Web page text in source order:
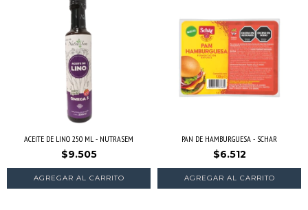
ACEITE DE LINO 250 ML - NUTRASEM
$9.505
PAN DE HAMBURGUESA - SCHAR
$6.512